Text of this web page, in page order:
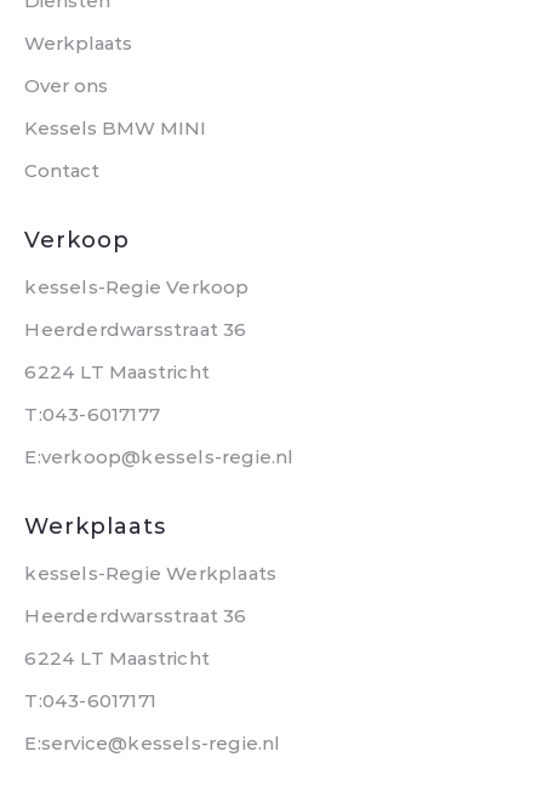
Werkplaats
Over ons
Kessels BMW MINI
Contact
Verkoop
kessels-Regie Verkoop
Heerderdwarsstraat 36
6224 LT Maastricht
T:043-6017177
E:verkoop@kessels-regie.nl
Werkplaats
kessels-Regie Werkplaats
Heerderdwarsstraat 36
6224 LT Maastricht
T:043-6017171
E:service@kessels-regie.nl